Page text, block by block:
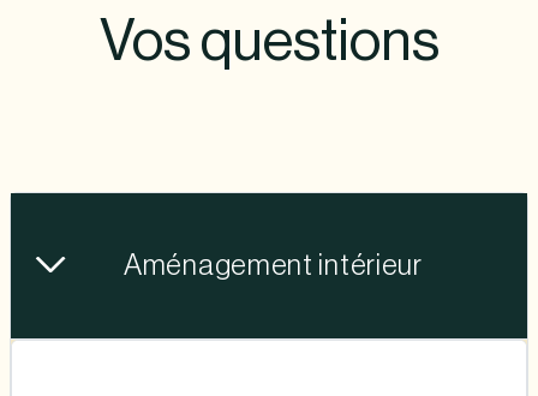
Vos questions
Aménagement intérieur